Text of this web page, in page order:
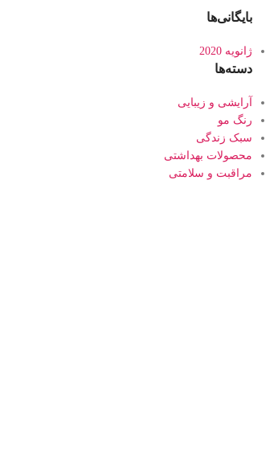
بایگانی‌ها
ژانویه 2020
دسته‌ها
آرایشی و زیبایی
رنگ مو
سبک زندگی
محصولات بهداشتی
مراقبت و سلامتی